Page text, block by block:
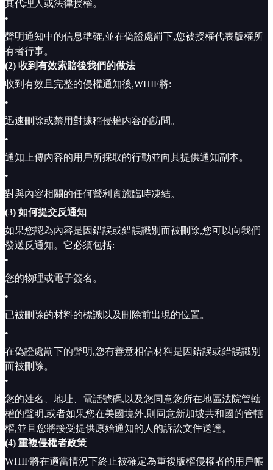
其代理人或法律授權。
•
聲明通知中的信息準確,並在偽證處罰下,您被授權代表版權所
有者行事。
(2) 收到有效索賠後我們的做法
收到有效且完整的侵權通知後,WHIF將:
•
迅速刪除或禁用對據稱侵權內容的訪問。
•
通知上傳內容的用戶所採取的行動並向其提供通知副本。
•
對與內容相關的任何營利實施臨時凍結。
(3) 如何提交反通知
如果您認為內容是因錯誤或錯誤識別而被刪除,您可以向我們
發送反通知。它必須包括:
•
您的物理或電子簽名。
•
已被刪除的材料的標識以及刪除前出現的位置。
•
在偽證處罰下的聲明,您有善意相信材料是因錯誤或錯誤識別
而被刪除。
•
您的姓名、地址、電話號碼,以及您同意您所在地區法院管轄
權的聲明,或者如果您在美國境外,則同意新加坡共和國的管轄
權,並且您將接受提供原始通知的人的訴訟文件送達。
(4) 重複侵權者政策
WHIF將在適當情況下終止被確定為重複版權侵權者的用戶帳